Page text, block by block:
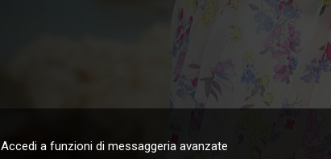
Accedi a funzioni di messaggeria avanzate